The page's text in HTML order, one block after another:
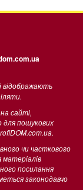
відображають
сайті,
для пошукових
чи часткового
посилання
законодавчо